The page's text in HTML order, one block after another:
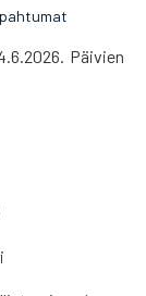
Päivien